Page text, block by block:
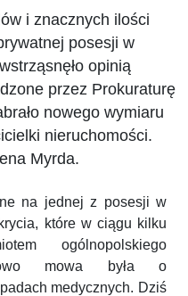
i znacznych ilości
posesji w
opinią
przez Prokuraturę
nowego wymiaru
nieruchomości.
Myrda.
na jednej z posesji w
które w ciągu kilku
ogólnopolskiego
mowa była o
medycznych. Dziś